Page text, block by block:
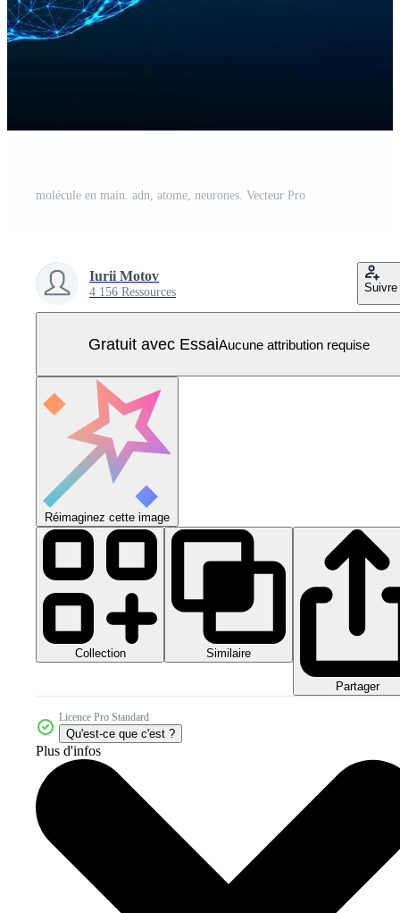
molécule en main. adn, atome, neurones. Vecteur Pro
Iurii Motov
4 156 Ressources Suivre
Gratuit avec EssaiAucune attribution requise
Réimaginez cette image
Collection Similaire
Partager
Licence Pro Standard
Qu'est-ce que c'est ?
Plus d'infos